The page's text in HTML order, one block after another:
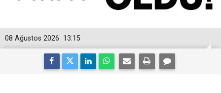
13:15
08 Ağustos 2026